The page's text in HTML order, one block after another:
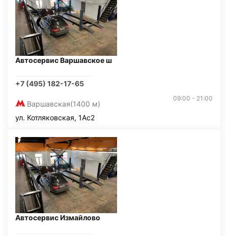
Автосервис Варшавское ш
+7 (495) 182-17-65
Варшавская(1400 м)
09:00 - 21:00
ул. Котляковская, 1Ас2
Автосервис Измайлово